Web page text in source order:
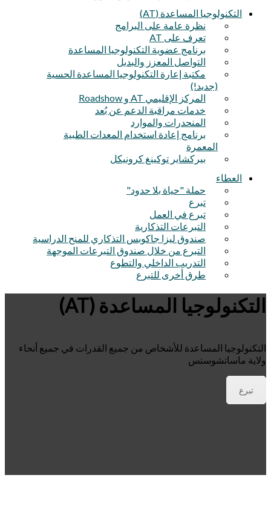
التكنولوجيا المساعدة (AT)
نظرة عامة على البرامج
تعرف على AT
برنامج عضوية التكنولوجيا المساعدة
التواصل المعزز والبديل
مكتبة إعارة التكنولوجيا المساعدة الحسية
(جديد!)
المركز الإقليمي AT و Roadshow
خدمات مراقبة الدعم عن بُعد
المنحدرات والموارد
برنامج إعادة استخدام المعدات الطبية
المعمرة
بيركشاير توكينغ كرونيكل
العطاء
حملة "حياة بلا حدود"
تبرع
تبرع في العمل
التبرعات التذكارية
صندوق ليزا جاكوبس التذكاري للمنح الدراسية
التبرع من خلال صندوق التبرعات الموجهة
التدريب الداخلي والتطوع
طرق أخرى للتبرع
التكنولوجيا المساعدة (AT)
التكنولوجيا المساعدة للأشخاص من جميع القدرات في جميع أنحاء
ولاية ماساتشوستس
تبرع